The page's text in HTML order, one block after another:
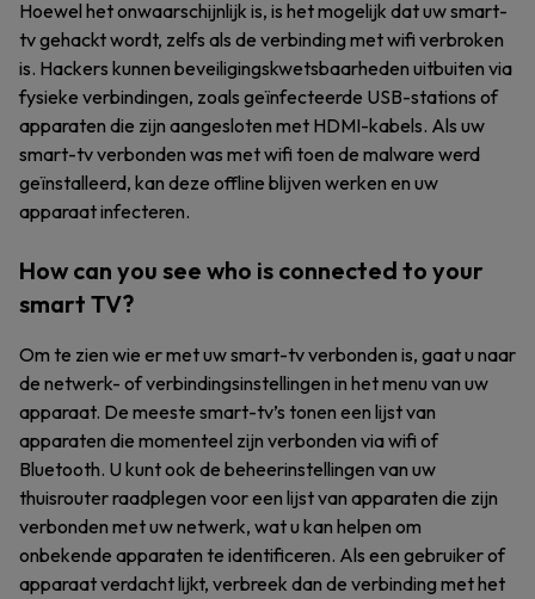
Hoewel het onwaarschijnlijk is, is het mogelijk dat uw smart-
tv gehackt wordt, zelfs als de verbinding met wifi verbroken
is. Hackers kunnen beveiligingskwetsbaarheden uitbuiten via
fysieke verbindingen, zoals geïnfecteerde USB-stations of
apparaten die zijn aangesloten met HDMI-kabels. Als uw
smart-tv verbonden was met wifi toen de malware werd
geïnstalleerd, kan deze offline blijven werken en uw
apparaat infecteren.
How can you see who is connected to your
smart TV?
Om te zien wie er met uw smart-tv verbonden is, gaat u naar
de netwerk- of verbindingsinstellingen in het menu van uw
apparaat. De meeste smart-tv’s tonen een lijst van
apparaten die momenteel zijn verbonden via wifi of
Bluetooth. U kunt ook de beheerinstellingen van uw
thuisrouter raadplegen voor een lijst van apparaten die zijn
verbonden met uw netwerk, wat u kan helpen om
onbekende apparaten te identificeren. Als een gebruiker of
apparaat verdacht lijkt, verbreek dan de verbinding met het